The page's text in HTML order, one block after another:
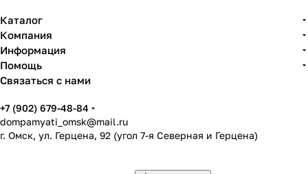
Каталог
Компания
Информация
Помощь
Связаться с нами
+7 (902) 679-48-84
dompamyati_omsk@mail.ru
г. Омск, ул. Герцена, 92 (угол 7-я Северная и Герцена)